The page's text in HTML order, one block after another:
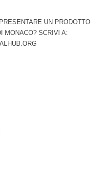
UN PRODOTTO
MONACO? SCRIVI A: